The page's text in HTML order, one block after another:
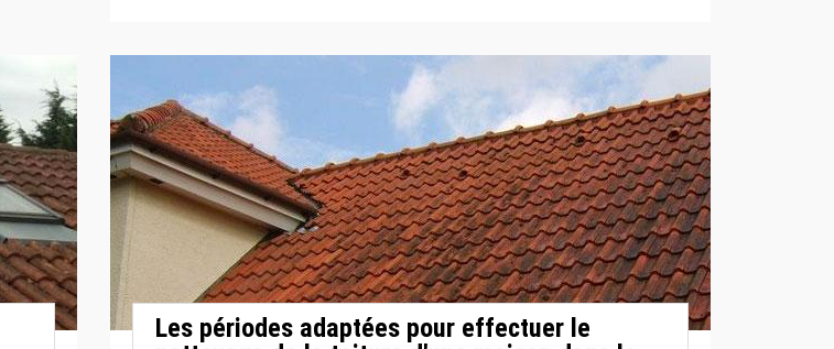
Les périodes adaptées pour effectuer le